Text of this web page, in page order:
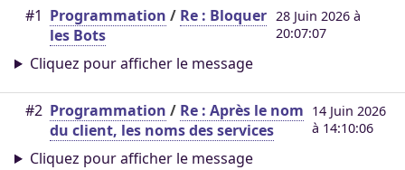
#1 Programmation / Re : Bloquer
les Bots
28 Juin 2026 à
20:07:07
Cliquez pour afficher le message
#2 Programmation / Re : Après le nom
du client, les noms des services
14 Juin 2026
à 14:10:06
Cliquez pour afficher le message